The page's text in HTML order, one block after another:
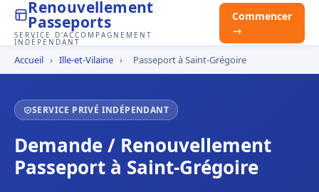
Renouvellement
Passeports
SERVICE D'ACCOMPAGNEMENT
INDÉPENDANT
Commencer
→
Accueil › Ille-et-Vilaine › Passeport à Saint-Grégoire
SERVICE PRIVÉ INDÉPENDANT
Demande / Renouvellement
Passeport à Saint-Grégoire